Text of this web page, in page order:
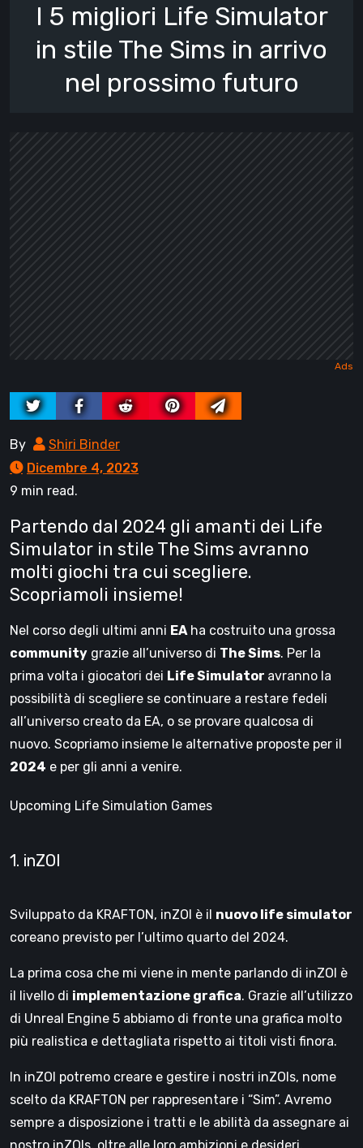
I 5 migliori Life Simulator
in stile The Sims in arrivo
nel prossimo futuro
By
Shiri Binder
Dicembre 4, 2023
9 min read.
Partendo dal 2024 gli amanti dei Life
Simulator in stile The Sims avranno
molti giochi tra cui scegliere.
Scopriamoli insieme!
Nel corso degli ultimi anni EAha costruito una grossa
community grazie all’universo di The Sims. Per la
prima volta i giocatori dei Life Simulator avranno la
possibilità di scegliere se continuare a restare fedeli
all’universo creato da EA, o se provare qualcosa di
nuovo. Scopriamo insieme le alternative proposte per il
2024 e per gli anni a venire.
Upcoming Life Simulation Games
1. inZOI
Sviluppato da KRAFTON, inZOI è il nuovo life simulator
coreano previsto per l’ultimo quarto del 2024.
La prima cosa che mi viene in mente parlando di inZOI è
il livello di implementazione grafica. Grazie all’utilizzo
di Unreal Engine 5 abbiamo di fronte una grafica molto
più realistica e dettagliata rispetto ai titoli visti finora.
In inZOI potremo creare e gestire i nostri inZOIs, nome
scelto da KRAFTON per rappresentare i “Sim”. Avremo
sempre a disposizione i tratti e le abilità da assegnare ai